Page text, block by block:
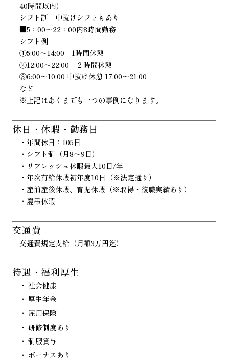
40時間以内）
シフト制 中抜けシフトもあり
■5：00～22：00内8時間勤務
シフト例
①5:00～14:00 1時間休憩
②12:00～22:00 ２時間休憩
③6:00～10:00 中抜け休憩 17:00～21:00
など
※上記はあくまでも一つの事例になります。
休日・休暇・勤務日
・年間休日：105日
・シフト制（月8～9日）
・リフレッシュ休暇最大10日/年
・年次有給休暇初年度10日（※法定通り）
・産前産後休暇、育児休暇（※取得・復職実績あり）
・慶弔休暇
交通費
交通費規定支給（月額3万円迄）
待遇・福利厚生
社会健康
厚生年金
雇用保険
研修制度あり
制服貸与
ボーナスあり